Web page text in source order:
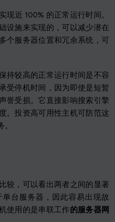
现近 100% 的正常运行时间。
设施来实现的，可以减少潜在
个服务器位置和冗余系统，可
持较高的正常运行时间是不容
受停机时间，因为即使是短暂
誉受损。它直接影响搜索引擎
。投资高可用性主机可防范这
较，可以看出两者之间的显著
台服务器，因此容易出现故
使用的是串联工作的服务器网